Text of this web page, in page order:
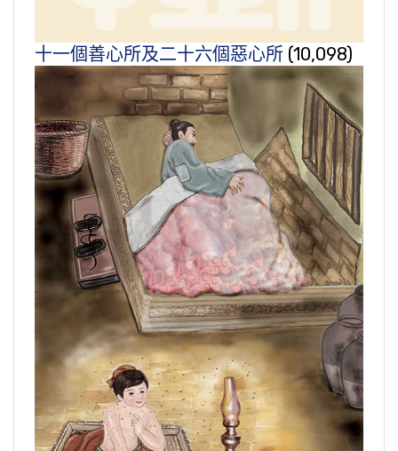
十一個善心所及二十六個惡心所 (10,098)